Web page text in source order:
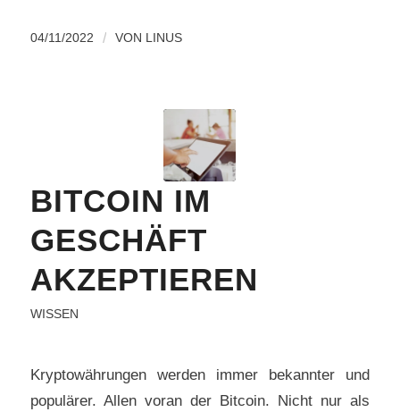
04/11/2022 / VON LINUS
BITCOIN IM
GESCHÄFT
AKZEPTIEREN
WISSEN
Kryptowährungen werden immer bekannter und
populärer. Allen voran der Bitcoin. Nicht nur als